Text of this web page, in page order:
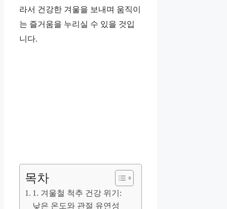
라서 건강한 겨울을 보내며 움직이
는 즐거움을 누리실 수 있을 것입
니다.
목차
1. 겨울철 척추 건강 위기:
낮은 온도와 관절 유연성